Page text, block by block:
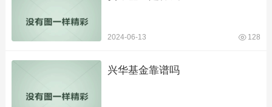
2024-06-13 128
兴华基金靠谱吗